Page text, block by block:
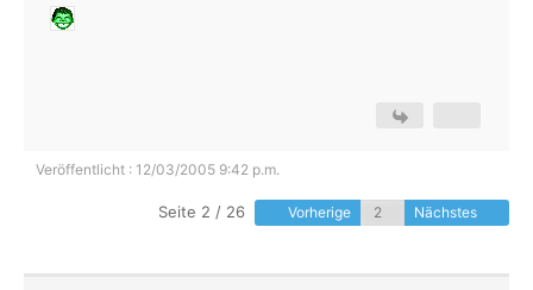
Veröffentlicht : 12/03/2005 9:42 p.m.
Seite 2 / 26 Vorherige Nächstes